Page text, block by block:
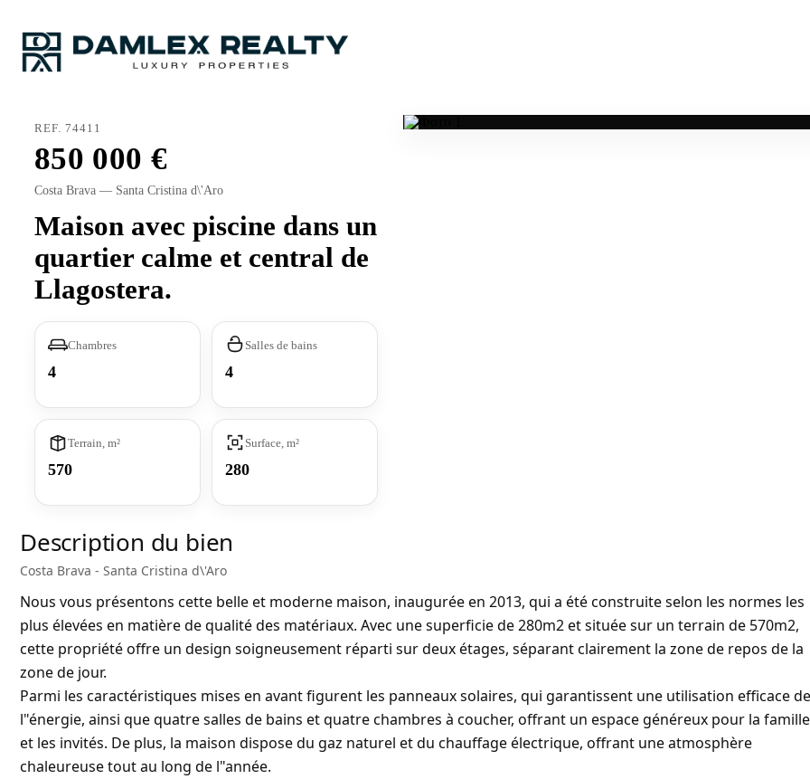
REF. 74411
850 000
Costa Brava — Santa Cristina d\'Aro
Maison avec piscine dans un
quartier calme et central de
Llagostera.
Chambres
4
Salles de bains
4
Terrain, m²
570
Surface, m²
280
Description du bien
Costa Brava - Santa Cristina d\'Aro
Nous vous présentons cette belle et moderne maison, inaugurée en 2013, qui a été construite selon les normes les
plus élevées en matière de qualité des matériaux. Avec une superficie de 280m2 et située sur un terrain de 570m2,
cette propriété offre un design soigneusement réparti sur deux étages, séparant clairement la zone de repos de la
zone de jour.
Parmi les caractéristiques mises en avant figurent les panneaux solaires, qui garantissent une utilisation efficace de
l"énergie, ainsi que quatre salles de bains et quatre chambres à coucher, offrant un espace généreux pour la famille
et les invités. De plus, la maison dispose du gaz naturel et du chauffage électrique, offrant une atmosphère
chaleureuse tout au long de l"année.